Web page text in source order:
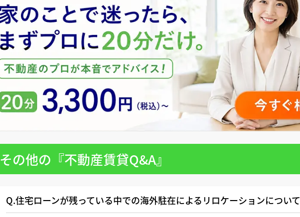
その他の『不動産賃貸Q&A』
Q.住宅ローンが残っている中での海外駐在によるリロケーションについて